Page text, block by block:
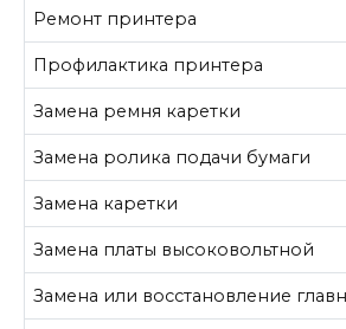
Ремонт принтера
Профилактика принтера
Замена ремня каретки
Замена ролика подачи бумаги
Замена каретки
Замена платы высоковольтной
Замена или восстановление